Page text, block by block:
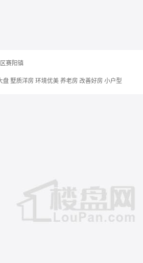
赛阳镇
盘 墅质洋房 环境优美 养老房 改善好房 小户型